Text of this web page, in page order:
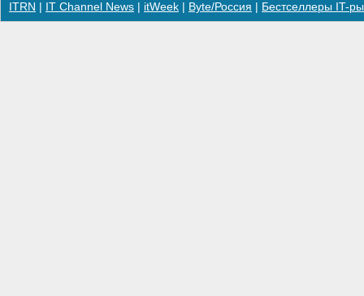
ITRN IT Channel News itWeek Byte/Россия Бестселлеры IT-